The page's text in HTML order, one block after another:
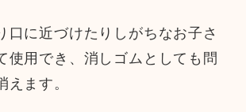
口に近づけたりしがちなお子さ
使用でき、消しゴムとしても問
えます。